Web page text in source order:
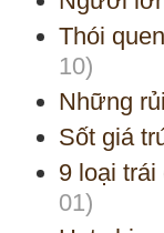
Thói
10)
Những
Sốt giá
9 loại
01)